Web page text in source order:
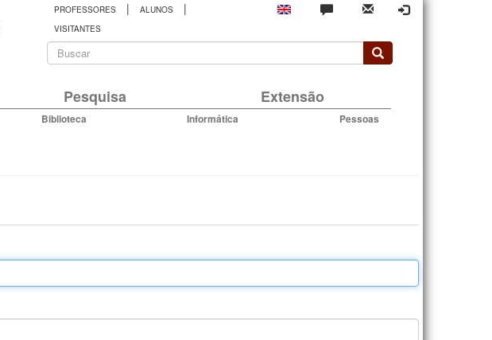
PROFESSORES | ALUNOS |
VISITANTES
Formulário
busca
Pesquisa Extensão
Biblioteca Informática Pessoas